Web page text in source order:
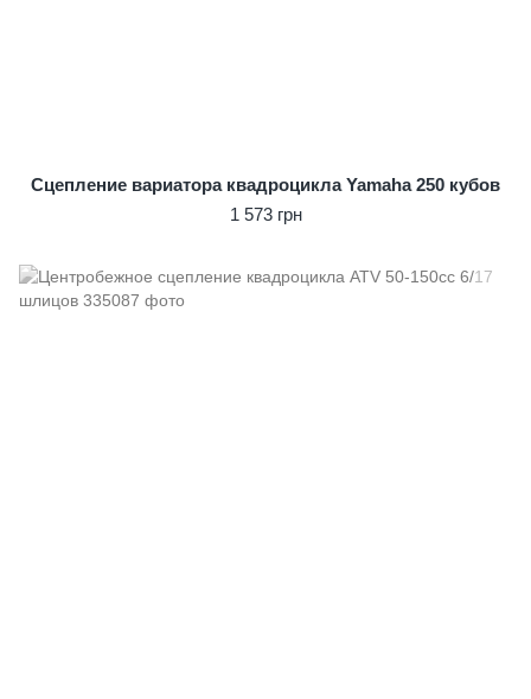
Сцепление вариатора квадроцикла Yamaha 250 кубов
1 573 грн